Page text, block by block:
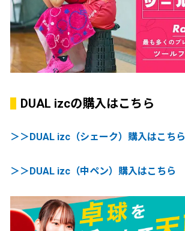
DUAL izcの購入はこちら
＞＞DUAL izc（シェーク）購入はこちら
＞＞DUAL izc（中ペン）購入はこちら